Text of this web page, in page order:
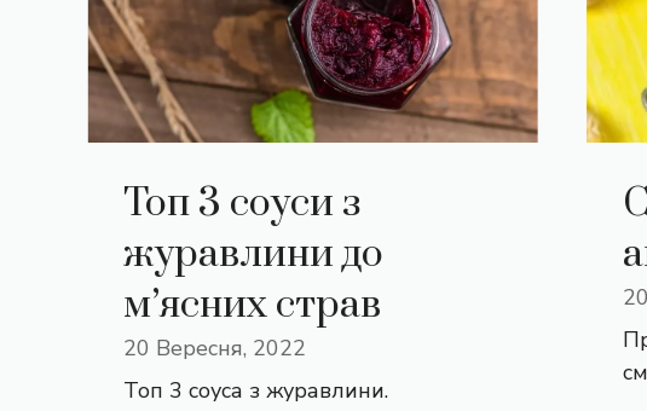
Топ 3 соуси з
журавлини до
м’ясних страв
20 Вересня, 2022
Топ 3 соуса з журавлини.